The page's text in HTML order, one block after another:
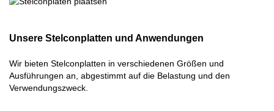
Unsere Stelconplatten und Anwendungen
Wir bieten Stelconplatten in verschiedenen Größen und
Ausführungen an, abgestimmt auf die Belastung und den
Verwendungszweck.